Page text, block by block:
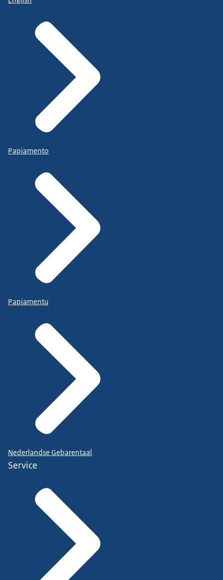
Papiamento
Papiamentu
Nederlandse Gebarentaal
Service